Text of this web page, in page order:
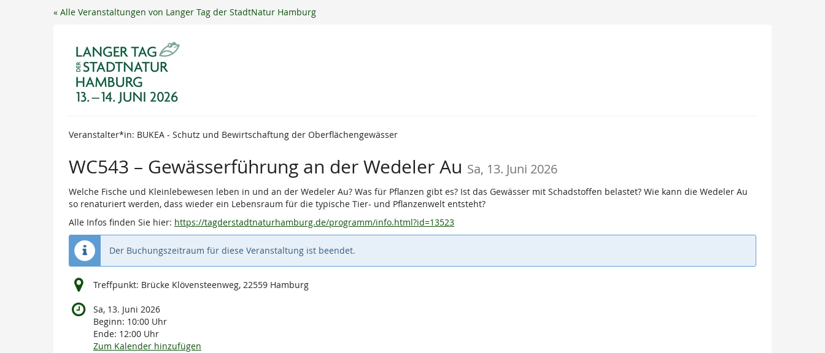
« Alle Veranstaltungen von Langer Tag der StadtNatur Hamburg
Veranstalter*in: BUKEA - Schutz und Bewirtschaftung der Oberflächengewässer
WC543 – Gewässerführung an der Wedeler Au Sa, 13. Juni 2026
Welche Fische und Kleinlebewesen leben in und an der Wedeler Au? Was für Pflanzen gibt es? Ist das Gewässer mit Schadstoffen belastet? Wie kann die Wedeler Au
so renaturiert werden, dass wieder ein Lebensraum für die typische Tier- und Pflanzenwelt entsteht?
Alle Infos finden Sie hier: https://tagderstadtnaturhamburg.de/programm/info.html?id=13523
Der Buchungszeitraum für diese Veranstaltung ist beendet.
Treffpunkt: Brücke Klövensteenweg, 22559 Hamburg
Sa, 13. Juni 2026
Beginn: 10:00 Uhr
Ende: 12:00 Uhr
Zum Kalender hinzufügen